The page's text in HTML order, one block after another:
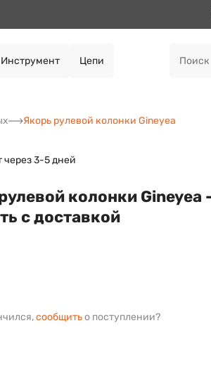
Инструмент Цепи
Якорь рулевой колонки Gineyea
через 3-5 дней
колонки Gineyea
с доставкой
сообщитьо поступлении?